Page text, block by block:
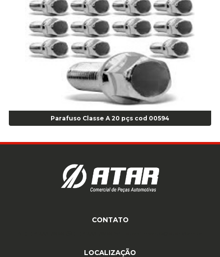
Anel Centralizador Peugeot 4pçs - Branco - Cod 01466
Anel Centralizador Renault 4pçs - Marrom - Cod 01467
Anel Centralizador Toyota 4pçs - Preto - Cod 01335
Anel Centralizador VW 4pçs - Laranja - Cod 00520
Anel de vedação Jumbo OR-224 TG - Cod: 03749
Anel de vedação Jumbo OR-449 Cod: 03752
Anel p/ montagem de pneu s/cam aro 22,5 - Cod 00166
Anel para Montagem do Pneu Sem Câmara Aro 24,5 - Cod 02935
Anel para Vedação OR 25 - Cod 01766
Anel para Vedação OR 325 - Cod 03390
Anel para Vedação OR 329 - Cod 01769
Anel para Vedação OR 333 - Cod 01770
Anel para Vedação OR 335 Importado - Cod 01771
Anel para Vedação OR 339 - Cod 01772
Anel para Vedação OR 451 - Cod 01775
Assentador de Talão Pneu sem Câmara - Cod 01558
Parafuso Classe A 20 pçs cod 00594
CONTATO
LOCALIZAÇÃO